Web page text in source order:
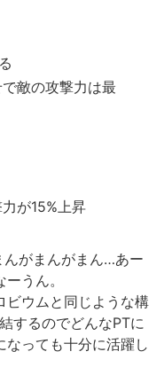
敵の攻撃力は最
が15%上昇
がまんがまん…あー
うん。
ビウムと同じような構
するのでどんなPTに
なっても十分に活躍し